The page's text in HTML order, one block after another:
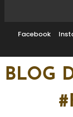
ContentFacebook
BLOG